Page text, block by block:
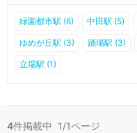
緑園都市駅 (6) 中田駅 (5)
ゆめが丘駅 (3) 踊場駅 (3)
立場駅 (1)
4件掲載中 1/1ページ